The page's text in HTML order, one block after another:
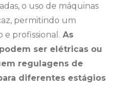
o uso de máquinas
permitindo um
e profissional. As
ser elétricas ou
regulagens de
diferentes estágios